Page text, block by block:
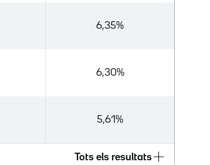
6,35%
6,30%
5,61%
Tots els resultats